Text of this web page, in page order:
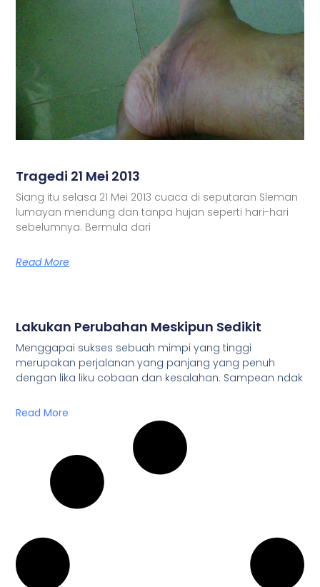
Tragedi 21 Mei 2013
Siang itu selasa 21 Mei 2013 cuaca di seputaran Sleman
lumayan mendung dan tanpa hujan seperti hari-hari
sebelumnya. Bermula dari
Read More
Lakukan Perubahan Meskipun Sedikit
Menggapai sukses sebuah mimpi yang tinggi
merupakan perjalanan yang panjang yang penuh
dengan lika liku cobaan dan kesalahan. Sampean ndak
Read More